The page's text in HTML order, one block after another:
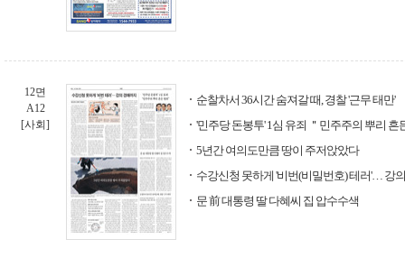
12면
A12
[사회]
순찰차서 36시간 숨져갈 때, 경찰 '근무 태만'
'민주당 돈봉투' 1심 유죄 ＂민주주의 뿌리 흔
5년간 여의도만큼 땅이 주저앉았다
수강신청 못하게 '비번(비밀번호) 테러'… 강
문 前 대통령 딸 다혜씨 집 압수수색